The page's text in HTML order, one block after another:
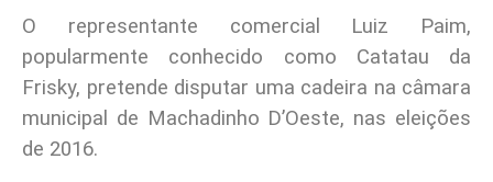
O representante comercial Luiz Paim,
popularmente conhecido como Catatau da
Frisky, pretende disputar uma cadeira na câmara
municipal de Machadinho D’Oeste, nas eleições
de 2016.